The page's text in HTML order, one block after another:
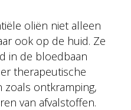
oliën niet alleen
ook op de huid. Ze
in de bloedbaan
therapeutische
ontkramping,
van afvalstoffen.